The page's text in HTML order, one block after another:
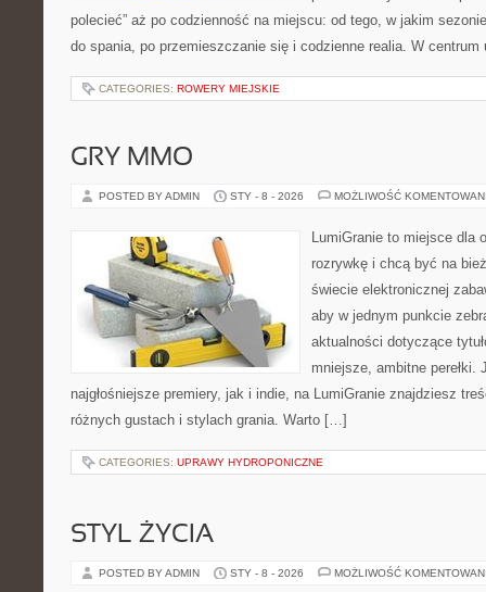
polecieć” aż po codzienność na miejscu: od tego, w jakim
do spania, po przemieszczanie się i codzienne realia. W
CATEGORIES: ROWERY MIEJSKIE
GRY MMO
POSTED BY ADMIN STY - 8 - 2026 MOŻLIWOŚĆ
LumiGranie to miejsce dla
rozrywkę i chcą być na
świecie elektronicznej
aby w jednym punkcie
aktualności dotyczące
mniejsze, ambitne perełki.
najgłośniejsze premiery, jak i indie, na LumiGranie znajdziesz
różnych gustach i stylach grania. Warto […]
CATEGORIES: UPRAWY HYDROPONICZNE
STYL ŻYCIA
POSTED BY ADMIN STY - 8 - 2026 MOŻLIWOŚĆ